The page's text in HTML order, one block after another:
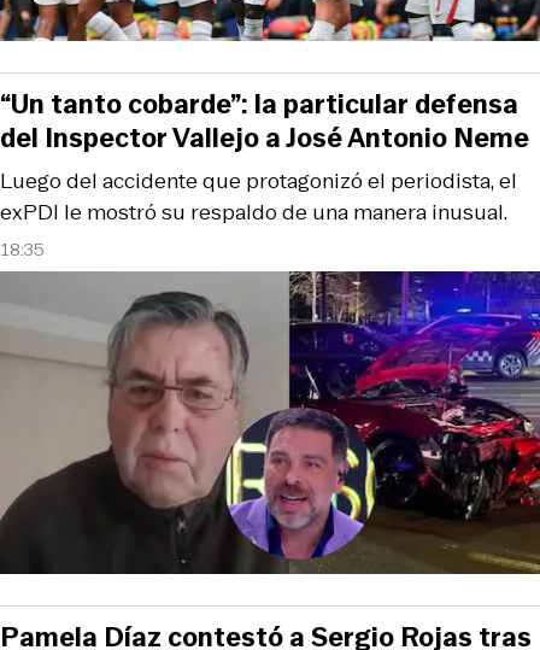
18:35
Luego del accidente que protagonizó el periodista, el
exPDI le mostró su respaldo de una manera inusual.
“Un tanto cobarde”: la particular defensa
del Inspector Vallejo a José Antonio Neme
Pamela Díaz contestó a Sergio Rojas tras